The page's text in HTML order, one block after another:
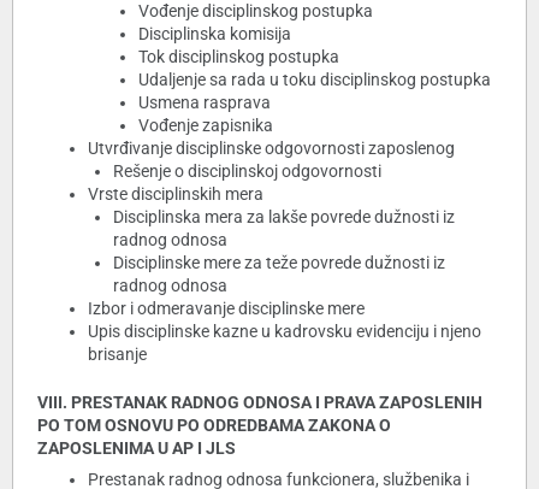
Vođenje disciplinskog postupka
Disciplinska komisija
Tok disciplinskog postupka
Udaljenje sa rada u toku disciplinskog postupka
Usmena rasprava
Vođenje zapisnika
Utvrđivanje disciplinske odgovornosti zaposlenog
Rešenje o disciplinskoj odgovornosti
Vrste disciplinskih mera
Disciplinska mera za lakše povrede dužnosti iz
radnog odnosa
Disciplinske mere za teže povrede dužnosti iz
radnog odnosa
Izbor i odmeravanje disciplinske mere
Upis disciplinske kazne u kadrovsku evidenciju i njeno
brisanje
VIII. PRESTANAK RADNOG ODNOSA I PRAVA ZAPOSLENIH
PO TOM OSNOVU PO ODREDBAMA ZAKONA O
ZAPOSLENIMA U AP I JLS
Prestanak radnog odnosa funkcionera, službenika i